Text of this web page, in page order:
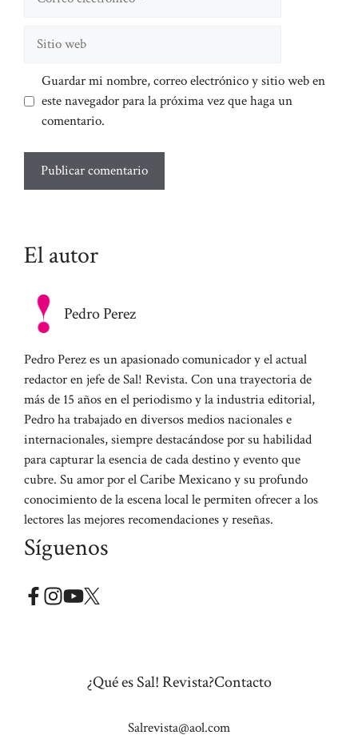
Guardar mi nombre, correo electrónico y sitio web en
este navegador para la próxima vez que haga un
comentario.
El autor
Pedro Perez
Pedro Perez es un apasionado comunicador y el actual
redactor en jefe de Sal! Revista. Con una trayectoria de
más de 15 años en el periodismo y la industria editorial,
Pedro ha trabajado en diversos medios nacionales e
internacionales, siempre destacándose por su habilidad
para capturar la esencia de cada destino y evento que
cubre. Su amor por el Caribe Mexicano y su profundo
conocimiento de la escena local le permiten ofrecer a los
lectores las mejores recomendaciones y reseñas.
Síguenos
¿Qué es Sal! Revista?Contacto
Salrevista@aol.com